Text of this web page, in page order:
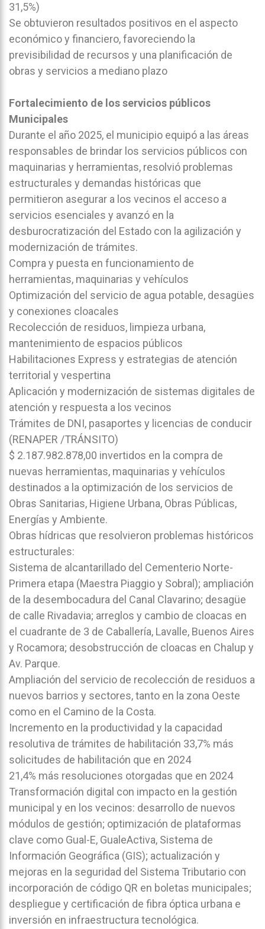
31,5%)
Se obtuvieron resultados positivos en el aspecto
económico y financiero, favoreciendo la
previsibilidad de recursos y una planificación de
obras y servicios a mediano plazo
Fortalecimiento de los servicios públicos
Municipales
Durante el año 2025, el municipio equipó a las áreas
responsables de brindar los servicios públicos con
maquinarias y herramientas, resolvió problemas
estructurales y demandas históricas que
permitieron asegurar a los vecinos el acceso a
servicios esenciales y avanzó en la
desburocratización del Estado con la agilización y
modernización de trámites.
Compra y puesta en funcionamiento de
herramientas, maquinarias y vehículos
Optimización del servicio de agua potable, desagües
y conexiones cloacales
Recolección de residuos, limpieza urbana,
mantenimiento de espacios públicos
Habilitaciones Express y estrategias de atención
territorial y vespertina
Aplicación y modernización de sistemas digitales de
atención y respuesta a los vecinos
Trámites de DNI, pasaportes y licencias de conducir
(RENAPER /TRÁNSITO)
$ 2.187.982.878,00 invertidos en la compra de
nuevas herramientas, maquinarias y vehículos
destinados a la optimización de los servicios de
Obras Sanitarias, Higiene Urbana, Obras Públicas,
Energías y Ambiente.
Obras hídricas que resolvieron problemas históricos
estructurales:
Sistema de alcantarillado del Cementerio Norte-
Primera etapa (Maestra Piaggio y Sobral); ampliación
de la desembocadura del Canal Clavarino; desagüe
de calle Rivadavia; arreglos y cambio de cloacas en
el cuadrante de 3 de Caballería, Lavalle, Buenos Aires
y Rocamora; desobstrucción de cloacas en Chalup y
Av. Parque.
Ampliación del servicio de recolección de residuos a
nuevos barrios y sectores, tanto en la zona Oeste
como en el Camino de la Costa.
Incremento en la productividad y la capacidad
resolutiva de trámites de habilitación 33,7% más
solicitudes de habilitación que en 2024
21,4% más resoluciones otorgadas que en 2024
Transformación digital con impacto en la gestión
municipal y en los vecinos: desarrollo de nuevos
módulos de gestión; optimización de plataformas
clave como Gual-E, GualeActiva, Sistema de
Información Geográfica (GIS); actualización y
mejoras en la seguridad del Sistema Tributario con
incorporación de código QR en boletas municipales;
despliegue y certificación de fibra óptica urbana e
inversión en infraestructura tecnológica.